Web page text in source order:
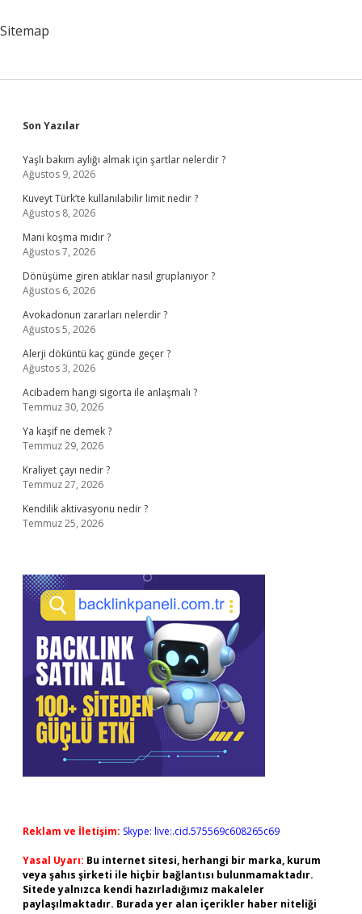
Sitemap
Sidebar
Son Yazılar
Yaşlı bakım aylığı almak için şartlar nelerdir ?
Ağustos 9, 2026
Kuveyt Türk’te kullanılabilir limit nedir ?
Ağustos 8, 2026
Mani koşma mıdır ?
Ağustos 7, 2026
Dönüşüme giren atıklar nasıl gruplanıyor ?
Ağustos 6, 2026
Avokadonun zararları nelerdir ?
Ağustos 5, 2026
Alerji döküntü kaç günde geçer ?
Ağustos 3, 2026
Acibadem hangi sigorta ile anlaşmalı ?
Temmuz 30, 2026
Ya kaşif ne demek ?
Temmuz 29, 2026
Kraliyet çayı nedir ?
Temmuz 27, 2026
Kendilik aktivasyonu nedir ?
Temmuz 25, 2026
Reklam ve İletişim: Skype: live:.cid.575569c608265c69
Yasal Uyarı: Bu internet sitesi, herhangi bir marka, kurum
veya şahıs şirketi ile hiçbir bağlantısı bulunmamaktadır.
Sitede yalnızca kendi hazırladığımız makaleler
paylaşılmaktadır. Burada yer alan içerikler haber niteliği